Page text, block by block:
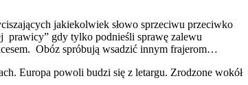
jakiekolwiek słowo sprzeciwu przeciwko
prawicy” gdy tylko podnieśli sprawę zalewu
Obóz spróbują wsadzić innym frajerom…
Europa powoli budzi się z letargu. Zrodzone wokół